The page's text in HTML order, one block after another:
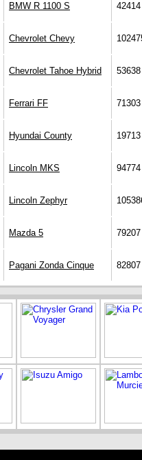
BMW R 1100 S 42414
Chevrolet Chevy
Chevrolet Tahoe Hybrid 53638
Ferrari FF 71303
Hyundai County 19713
Lincoln MKS 94774
Lincoln Zephyr
Mazda 5 79207
Pagani Zonda Cinque 82807